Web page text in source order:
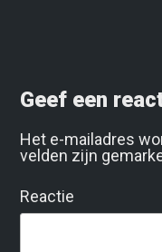
Geef een
Het e-mailadres
velden zijn
Reactie